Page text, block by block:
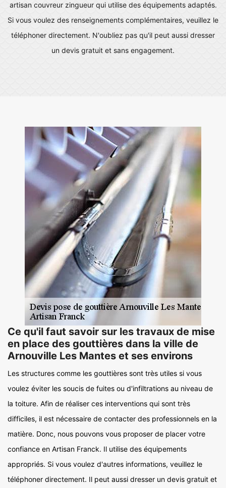
artisan couvreur zingueur qui utilise des équipements adaptés.
Si vous voulez des renseignements complémentaires, veuillez le
téléphoner directement. N'oubliez pas qu'il peut aussi dresser
un devis gratuit et sans engagement.
Ce qu'il faut savoir sur les travaux de mise
en place des gouttières dans la ville de
Arnouville Les Mantes et ses environs
Les structures comme les gouttières sont très utiles si vous
voulez éviter les soucis de fuites ou d'infiltrations au niveau de
la toiture. Afin de réaliser ces interventions qui sont très
difficiles, il est nécessaire de contacter des professionnels en la
matière. Donc, nous pouvons vous proposer de placer votre
confiance en Artisan Franck. Il utilise des équipements
appropriés. Si vous voulez d'autres informations, veuillez le
téléphoner directement. Il peut aussi dresser un devis gratuit et